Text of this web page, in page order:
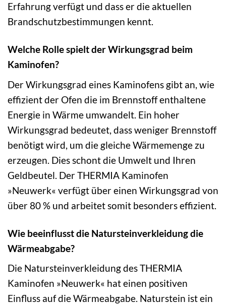
Erfahrung verfügt und dass er die aktuellen
Brandschutzbestimmungen kennt.
Welche Rolle spielt der Wirkungsgrad beim
Kaminofen?
Der Wirkungsgrad eines Kaminofens gibt an, wie
effizient der Ofen die im Brennstoff enthaltene
Energie in Wärme umwandelt. Ein hoher
Wirkungsgrad bedeutet, dass weniger Brennstoff
benötigt wird, um die gleiche Wärmemenge zu
erzeugen. Dies schont die Umwelt und Ihren
Geldbeutel. Der THERMIA Kaminofen
»Neuwerk« verfügt über einen Wirkungsgrad von
über 80 % und arbeitet somit besonders effizient.
Wie beeinflusst die Natursteinverkleidung die
Wärmeabgabe?
Die Natursteinverkleidung des THERMIA
Kaminofen »Neuwerk« hat einen positiven
Einfluss auf die Wärmeabgabe. Naturstein ist ein